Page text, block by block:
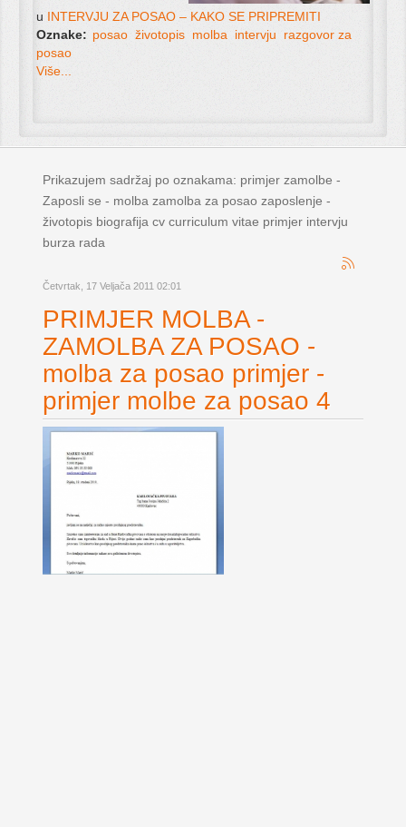
u INTERVJU ZA POSAO – KAKO SE PRIPREMITI
Oznake: posao životopis molba intervju
razgovor za
posao
Više...
Prikazujem sadržaj po oznakama: primjer zamolbe -
Zaposli se - molba zamolba za posao zaposlenje -
životopis biografija cv curriculum vitae primjer intervju
burza rada
Četvrtak, 17 Veljača 2011 02:01
PRIMJER MOLBA -
ZAMOLBA ZA POSAO -
molba za posao primjer -
primjer molbe za posao 4